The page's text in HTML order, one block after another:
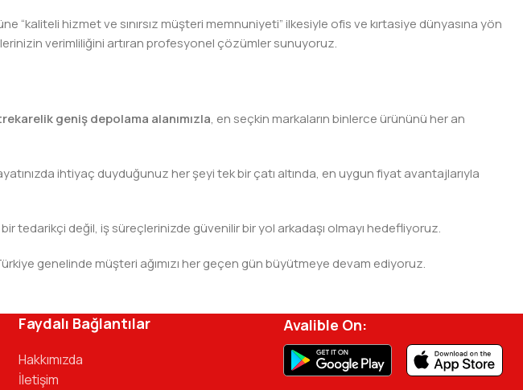
“kaliteli hizmet ve sınırsız müşteri memnuniyeti” ilkesiyle ofis ve kırtasiye dünyasına yön
verimliliğini artıran profesyonel çözümler sunuyoruz.
geniş depolama alanımızla, en seçkin markaların binlerce ürününü her an
ihtiyaç duyduğunuz her şeyi tek bir çatı altında, en uygun fiyat avantajlarıyla
tedarikçi değil, iş süreçlerinizde güvenilir bir yol arkadaşı olmayı hedefliyoruz.
genelinde müşteri ağımızı her geçen gün büyütmeye devam ediyoruz.
Faydalı Bağlantılar
Hakkımızda
İletişim
Avalible On: